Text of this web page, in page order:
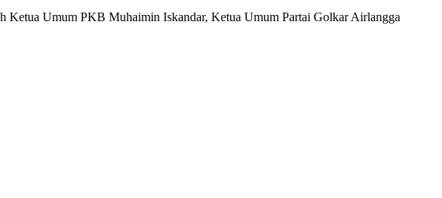
Ketua Umum PKB Muhaimin Iskandar, Ketua Umum Partai Golkar Airlangga